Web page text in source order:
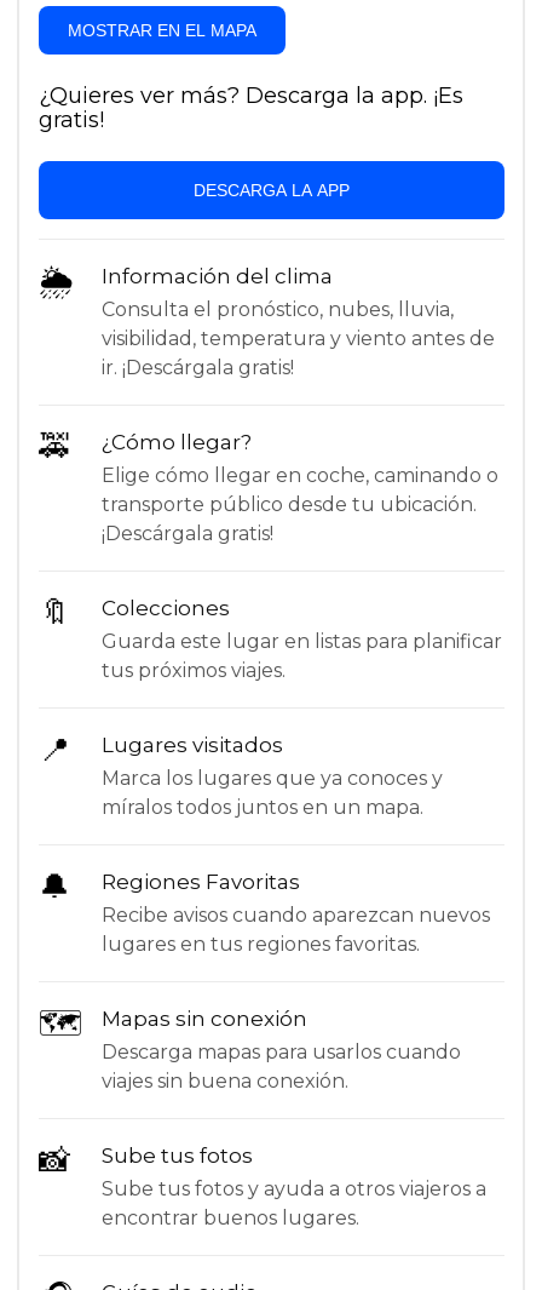
MOSTRAR EN EL MAPA
¿Quieres ver más? Descarga la app. ¡Es
gratis!
DESCARGA LA APP
🌦 Información del clima
Consulta el pronóstico, nubes, lluvia,
visibilidad, temperatura y viento antes de
ir. ¡Descárgala gratis!
🚕 ¿Cómo llegar?
Elige cómo llegar en coche, caminando o
transporte público desde tu ubicación.
¡Descárgala gratis!
🔖 Colecciones
Guarda este lugar en listas para planificar
tus próximos viajes.
📍 Lugares visitados
Marca los lugares que ya conoces y
míralos todos juntos en un mapa.
🔔 Regiones Favoritas
Recibe avisos cuando aparezcan nuevos
lugares en tus regiones favoritas.
🗺 Mapas sin conexión
Descarga mapas para usarlos cuando
viajes sin buena conexión.
📸 Sube tus fotos
Sube tus fotos y ayuda a otros viajeros a
encontrar buenos lugares.